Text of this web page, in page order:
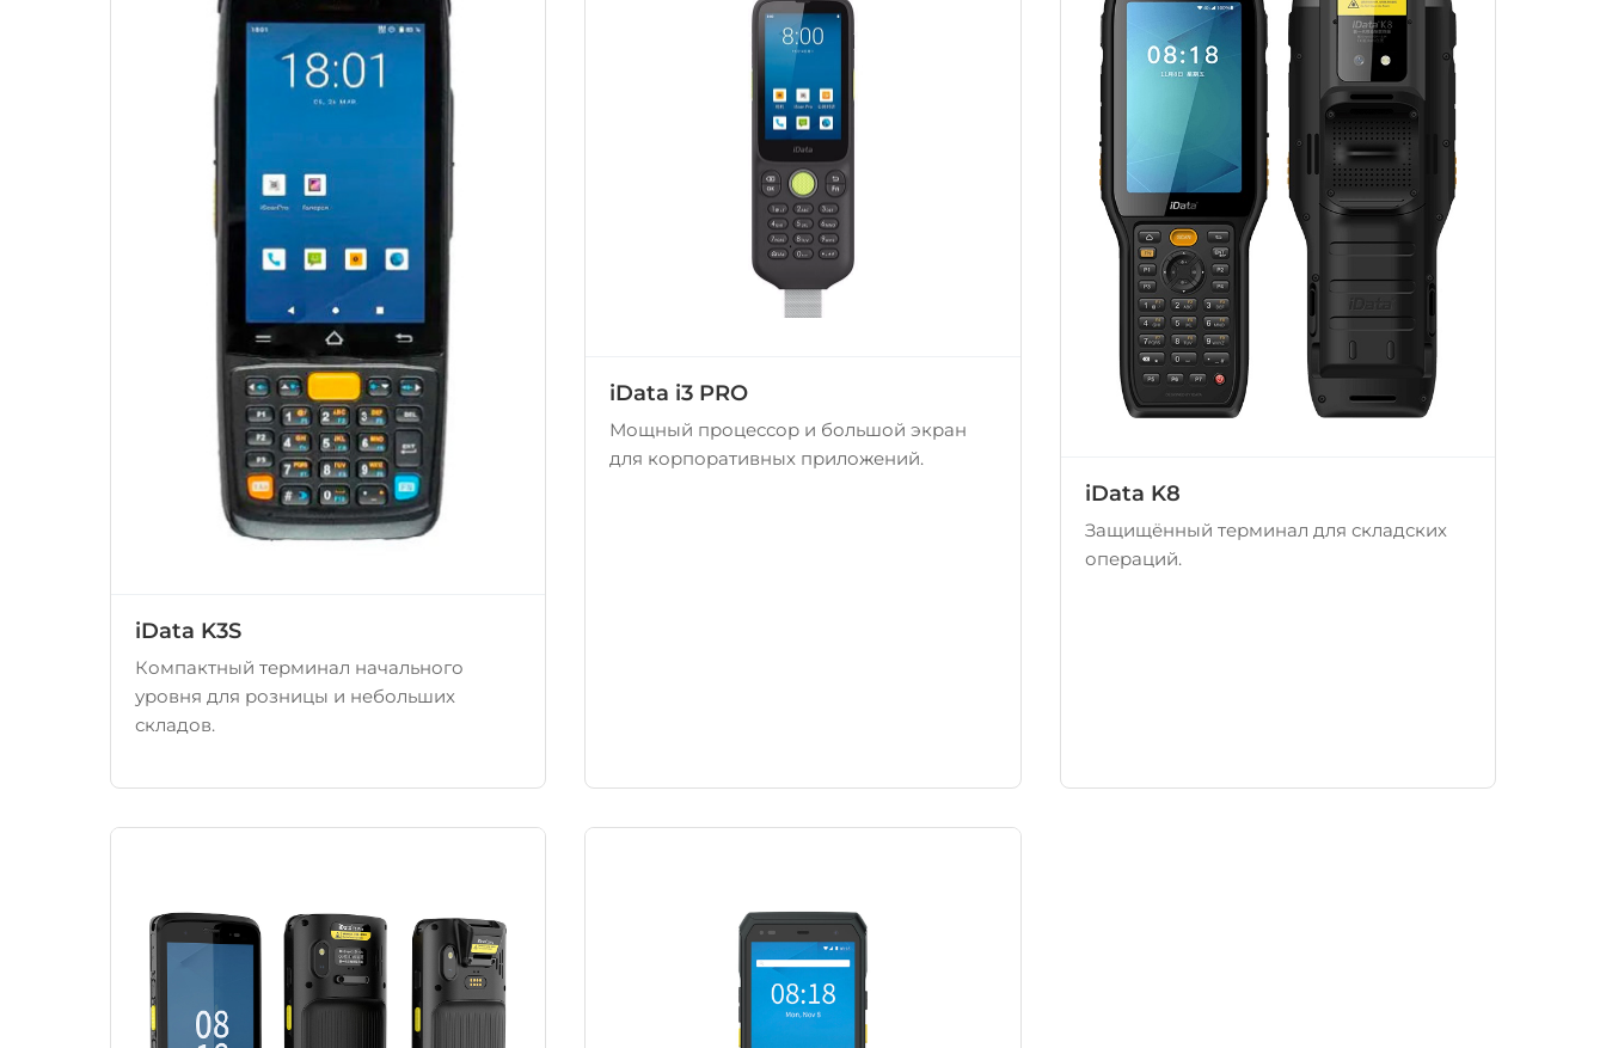
iData K3S
Компактный терминал начального
уровня для розницы и небольших
складов.
iData i3 PRO
Мощный процессор и большой экран
для корпоративных приложений.
iData K8
Защищённый терминал для складских
операций.